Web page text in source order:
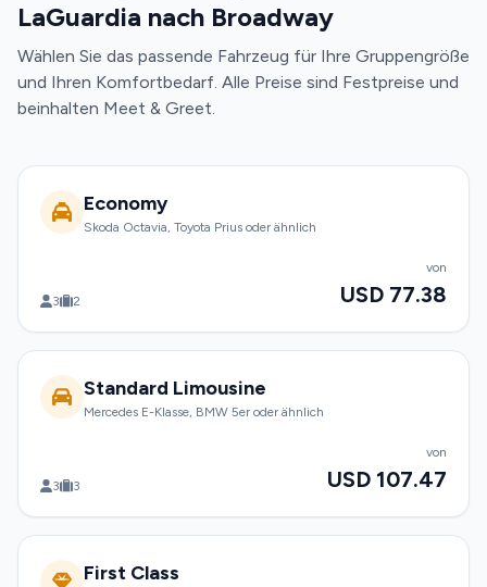
LaGuardia nach Broadway
Wählen Sie das passende Fahrzeug für Ihre Gruppengröße
und Ihren Komfortbedarf. Alle Preise sind Festpreise und
beinhalten Meet & Greet.
Economy
Skoda Octavia, Toyota Prius oder ähnlich
3 2
von
USD 77.38
Standard Limousine
Mercedes E-Klasse, BMW 5er oder ähnlich
3 3
von
USD 107.47
First Class